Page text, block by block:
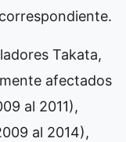
Takata,
afectados
al 2011),
al 2014),